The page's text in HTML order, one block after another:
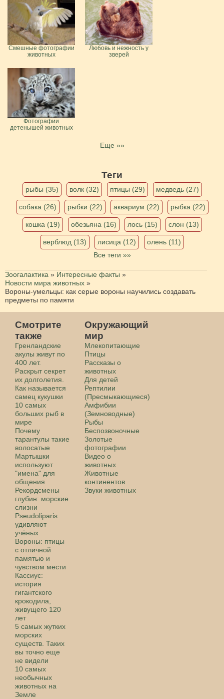
Смешные фотографии
животных
Любовь и нежность у
зверей
Фотографии
детенышей животных
Еще »»
Теги
рыбы (35) волк (32) птицы (29) медведь (27)
собака (26) рыбки (22) аквариум (22) рыбка (22)
кошка (19) обезьяна (16) лось (15) слон (13)
верблюд (13) лисица (12)
олень (11)
Все теги »»
Зоогалактика » Интересные факты »
Новости мира животных »
Вороны-умельцы: как серые вороны научились создавать
предметы по памяти
Смотрите
также
Гренландские
акулы живут по
400 лет.
Раскрыт секрет
их долголетия.
Как называется
самец кукушки
10 самых
больших рыб в
мире
Почему
тарантулы такие
волосатые
Мартышки
используют
"имена" для
общения
Рекордсмены
глубин: морские
слизни
Pseudoliparis
удивляют
учёных
Вороны: птицы
с отличной
памятью и
чувством мести
Кассиус:
история
гигантского
крокодила,
живущего 120
лет
5 самых жутких
морских
существ. Таких
вы точно еще
не видели
10 самых
необычных
животных на
Земле
Окружающий
мир
Млекопитающие
Птицы
Рассказы о
животных
Для детей
Рептилии
(Пресмыкающиеся)
Амфибии
(Земноводные)
Рыбы
Беспозвоночные
Золотые
фотографии
Видео о
животных
Животные
континентов
Звуки животных